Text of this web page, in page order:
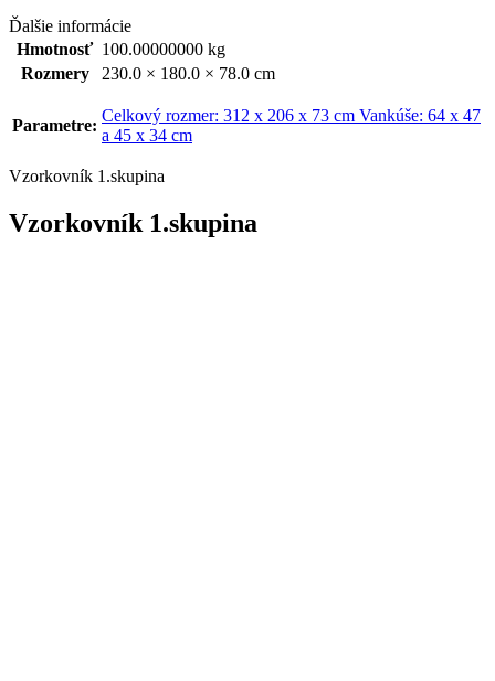
Ďalšie informácie
Hmotnosť 100.00000000 kg
Rozmery
230.0 × 180.0 × 78.0 cm
Parametre:
Celkový rozmer: 312 x 206 x 73 cm Vankúše: 64 x 47
a 45 x 34 cm
Vzorkovník 1.skupina
Vzorkovník 1.skupina